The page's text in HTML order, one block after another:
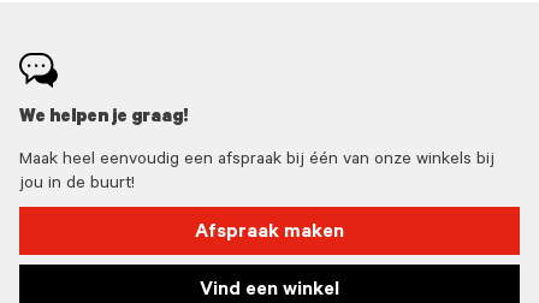
We helpen je graag!
Maak heel eenvoudig een afspraak bij één van onze winkels bij
jou in de buurt!
Afspraak maken
Vind een winkel